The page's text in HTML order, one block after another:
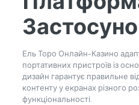
Ель Торо Онлайн-Казино
портативних пристроїв із
дизайн гарантує правильне
контенту у екранах різного
функціональності.